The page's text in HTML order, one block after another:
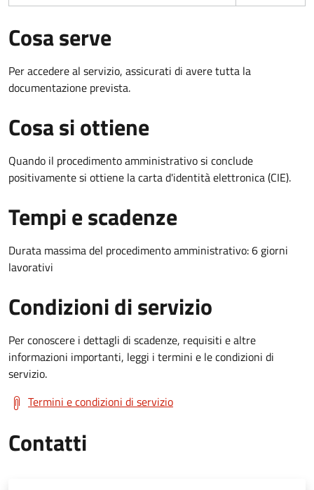
Cosa serve
Per accedere al servizio, assicurati di avere tutta la
documentazione prevista.
Cosa si ottiene
Quando il procedimento amministrativo si conclude
positivamente si ottiene la carta d'identità elettronica (CIE).
Tempi e scadenze
Durata massima del procedimento amministrativo: 6 giorni
lavorativi
Condizioni di servizio
Per conoscere i dettagli di scadenze, requisiti e altre
informazioni importanti, leggi i termini e le condizioni di
servizio.
Termini e condizioni di servizio
Contatti